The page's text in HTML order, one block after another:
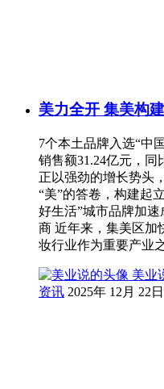
美力全开 集美构
7个本土品牌入选“中
销售额31.24亿元，
正以强劲的增长势头
“美”的答卷，构建起
好生活”城市品牌加
商 近年来，集美区加
妆行业作为重要产业
美业
资讯 2025年 12月 22日